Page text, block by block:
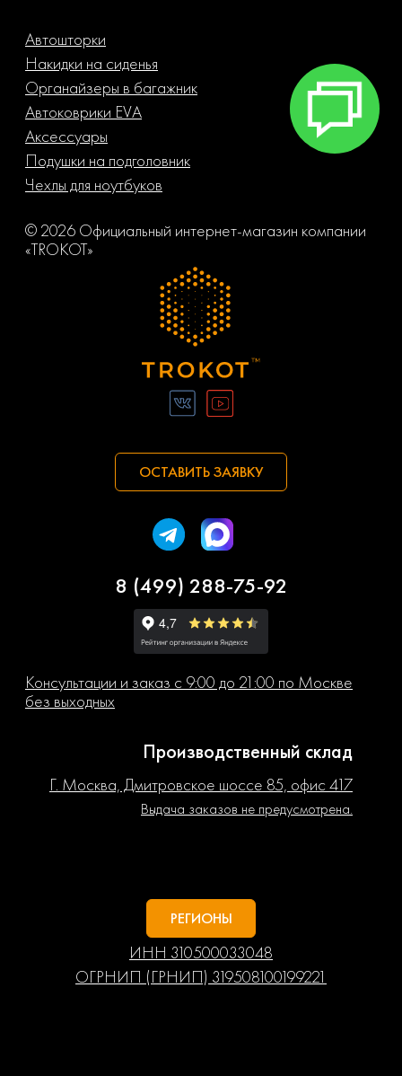
Автошторки
Накидки на сиденья
Органайзеры в багажник
Автоковрики EVA
Аксессуары
Подушки на подголовник
Чехлы для ноутбуков
© 2026 Официальный интернет-магазин компании
«TROKOT»
ОСТАВИТЬ ЗАЯВКУ
8 (499) 288-75-92
Консультации и заказ с 9:00 до 21:00 по Москве
без выходных
Производственный склад
Г. Москва, Дмитровское шоссе 85, офис 417
Выдача заказов не предусмотрена.
РЕГИОНЫ
ИНН 310500033048
ОГРНИП (ГРНИП) 319508100199221